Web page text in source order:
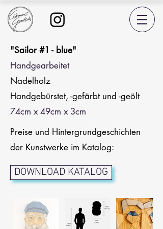
"Sailor #1 - blue"
Handgearbeitet
Nadelholz
Handgebürstet, -gefärbt und -geölt
74cm x 49cm x 3cm
Preise und Hintergrundgeschichten
der Kunstwerke im Katalog:
DOWNLOAD KATALOG